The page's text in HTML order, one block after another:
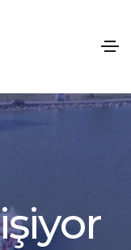
işiyor